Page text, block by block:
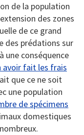
de la population
des zones
de ce grand
des prédations sur
une conséquence
avoir fait les frais
que ce ne soit
une population
de spécimens
domestiques